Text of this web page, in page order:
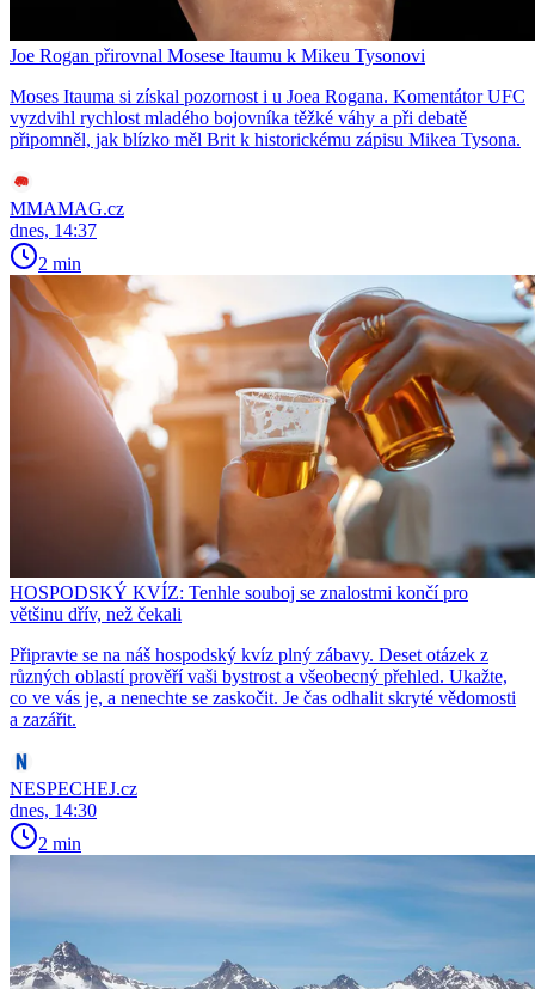
Joe Rogan přirovnal Mosese Itaumu k Mikeu Tysonovi
Moses Itauma si získal pozornost i u Joea Rogana. Komentátor UFC
vyzdvihl rychlost mladého bojovníka těžké váhy a při debatě
připomněl, jak blízko měl Brit k historickému zápisu Mikea Tysona.
MMAMAG.cz
dnes, 14:37
2 min
HOSPODSKÝ KVÍZ: Tenhle souboj se znalostmi končí pro
většinu dřív, než čekali
Připravte se na náš hospodský kvíz plný zábavy. Deset otázek z
různých oblastí prověří vaši bystrost a všeobecný přehled. Ukažte,
co ve vás je, a nenechte se zaskočit. Je čas odhalit skryté vědomosti
a zazářit.
NESPECHEJ.cz
dnes, 14:30
2 min